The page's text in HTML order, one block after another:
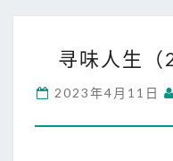
寻味人生（
2023年4月11日